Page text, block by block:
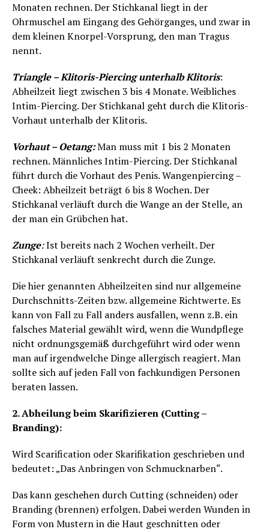
Monaten rechnen. Der Stichkanal liegt in der
Ohrmuschel am Eingang des Gehörganges, und zwar in
dem kleinen Knorpel-Vorsprung, den man Tragus
nennt.
Triangle – Klitoris-Piercing unterhalb Klitoris:
Abheilzeit liegt zwischen 3 bis 4 Monate. Weibliches
Intim-Piercing. Der Stichkanal geht durch die Klitoris-
Vorhaut unterhalb der Klitoris.
Vorhaut – Oetang:Man muss mit 1 bis 2 Monaten
rechnen. Männliches Intim-Piercing. Der Stichkanal
führt durch die Vorhaut des Penis. Wangenpiercing –
Cheek: Abheilzeit beträgt 6 bis 8 Wochen. Der
Stichkanal verläuft durch die Wange an der Stelle, an
der man ein Grübchen hat.
Zunge:Ist bereits nach 2 Wochen verheilt. Der
Stichkanal verläuft senkrecht durch die Zunge.
Die hier genannten Abheilzeiten sind nur allgemeine
Durchschnitts-Zeiten bzw. allgemeine Richtwerte. Es
kann von Fall zu Fall anders ausfallen, wenn z.B. ein
falsches Material gewählt wird, wenn die Wundpflege
nicht ordnungsgemäß durchgeführt wird oder wenn
man auf irgendwelche Dinge allergisch reagiert. Man
sollte sich auf jeden Fall von fachkundigen Personen
beraten lassen.
2. Abheilung beim Skarifizieren (Cutting –
Branding):
Wird Scarification oder Skarifikation geschrieben und
bedeutet: „Das Anbringen von Schmucknarben“.
Das kann geschehen durch Cutting (schneiden) oder
Branding (brennen) erfolgen. Dabei werden Wunden in
Form von Mustern in die Haut geschnitten oder